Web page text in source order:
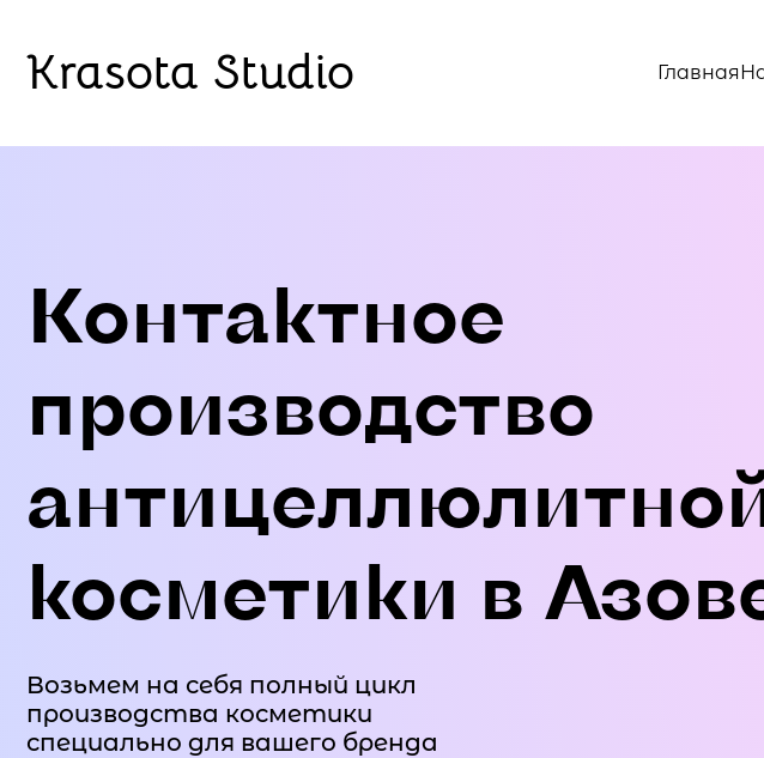
Krasota Studio Главная
Контактное
производство
косметики в
Возьмем на себя полный цикл
производства косметики
специально для вашего бренда